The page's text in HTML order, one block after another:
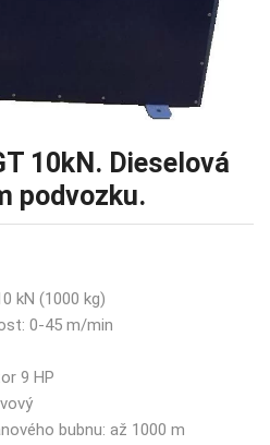
10kN. Dieselová
podvozku.
kN (1000 kg)
0-45 m/min
9 HP
bubnu: až 1000 m